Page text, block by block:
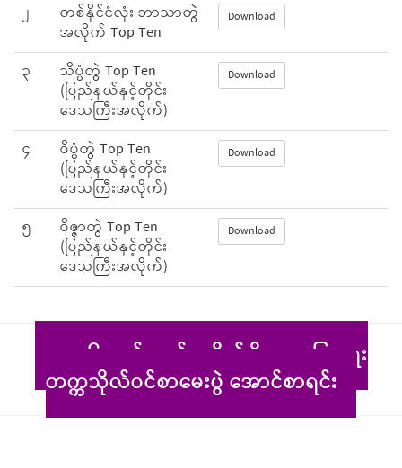
၂ တစ်နိုင်ငံလုံး ဘာသာတွဲ
အလိုက် Top Ten
Download
၃ သိပ္ပံတွဲ Top Ten
(ပြည်နယ်နှင့်တိုင်း
ဒေသကြီးအလိုက်)
Download
၄ ဝိပ္ပံတွဲ Top Ten
(ပြည်နယ်နှင့်တိုင်း
ဒေသကြီးအလိုက်)
Download
၅ ဝိဇ္ဇာတွဲ Top Ten
(ပြည်နယ်နှင့်တိုင်း
ဒေသကြီးအလိုက်)
Download
၂၀၂၆ ခုနှစ်၊ စက်မှု၊ စိုက်ပျိုး၊ မွေးမြူရေး
တက္ကသိုလ်ဝင်စာမေးပွဲ အောင်စာရင်း